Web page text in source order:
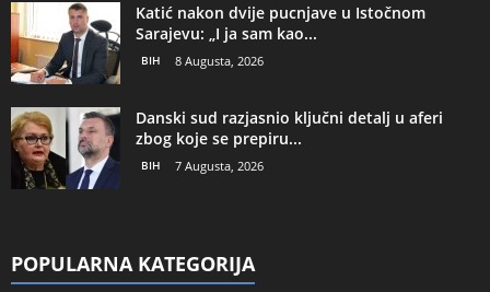
Katić nakon dvije pucnjave u Istočnom
Sarajevu: „I ja sam kao...
BIH 8 Augusta, 2026
Danski sud razjasnio ključni detalj u aferi
zbog koje se prepiru...
BIH 7 Augusta, 2026
POPULARNA KATEGORIJA